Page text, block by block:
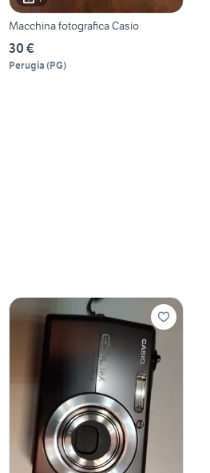
Macchina fotografica Casio
30 €
Perugia (PG)